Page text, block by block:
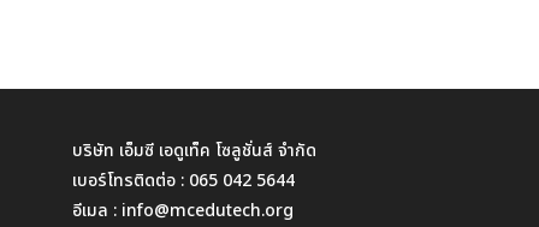
บริษัท เอ็มซี เอดูเท็ค โซลูชั่นส์ จำกัด
เบอร์โทรติดต่อ : 065 042 5644
อีเมล : info@mcedutech.org